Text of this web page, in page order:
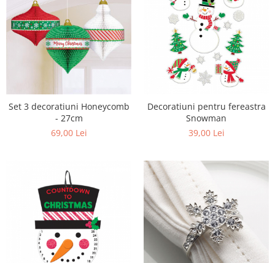
Set 3 decoratiuni Honeycomb
- 27cm
69,00 Lei
Decoratiuni pentru fereastra
Snowman
39,00 Lei